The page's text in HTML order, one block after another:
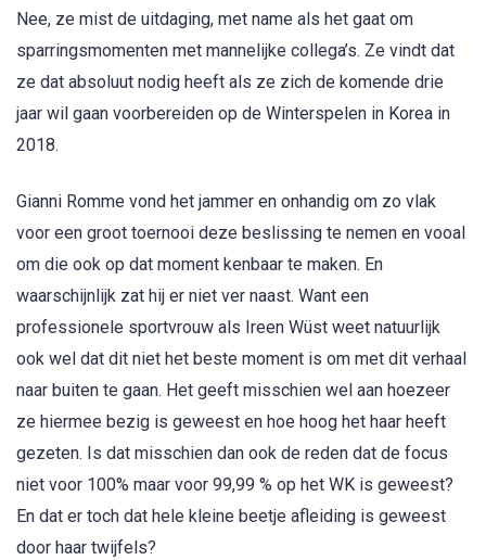
Nee, ze mist de uitdaging, met name als het gaat om
sparringsmomenten met mannelijke collega’s. Ze vindt dat
ze dat absoluut nodig heeft als ze zich de komende drie
jaar wil gaan voorbereiden op de Winterspelen in Korea in
2018.
Gianni Romme vond het jammer en onhandig om zo vlak
voor een groot toernooi deze beslissing te nemen en vooal
om die ook op dat moment kenbaar te maken. En
waarschijnlijk zat hij er niet ver naast. Want een
professionele sportvrouw als Ireen Wüst weet natuurlijk
ook wel dat dit niet het beste moment is om met dit verhaal
naar buiten te gaan. Het geeft misschien wel aan hoezeer
ze hiermee bezig is geweest en hoe hoog het haar heeft
gezeten. Is dat misschien dan ook de reden dat de focus
niet voor 100% maar voor 99,99 % op het WK is geweest?
En dat er toch dat hele kleine beetje afleiding is geweest
door haar twijfels?